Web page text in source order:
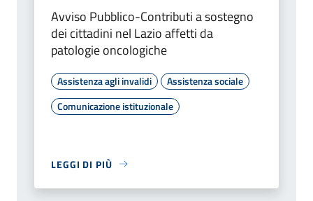
Avviso Pubblico-Contributi a sostegno
dei cittadini nel Lazio affetti da
patologie oncologiche
Assistenza agli invalidi
Assistenza sociale
Comunicazione istituzionale
LEGGI DI PIÙ